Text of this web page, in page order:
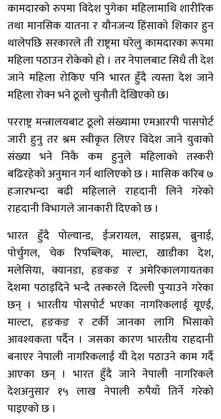
कामदारको रुपमा विदेश पुगेका महिलामाथि शारीरिक
तथा मानसिक यातना र यौनजन्य हिंसाको शिकार हुन
थालेपछि सरकारले ती राष्ट्रमा घरेलु कामदारका रूपमा
महिला पठाउन रोकेको हो । तर नेपालबाट सिधै ती देश
जाने महिला रोकिए पनि भारत हुँदै त्यस्ता देश जाने
महिला रोक्न भने ठूलो चुनौती देखिएको छ।
परराष्ट्र मन्त्रालयबाट ठूलो संख्यामा एमआरपी पासपोर्ट
जारी हुनु तर श्रम स्वीकृत लिएर विदेश जाने युवाको
संख्या भने निकै कम हुनुले महिलाको तस्करी
बढिरहेको अनुमान गर्न थालिएको छ । मासिक करिब ७
हजारभन्दा बढी महिलाले राहदानी लिने गरेको
राहदानी विभागले जानकारी दिएको छ ।
भारत हुँदै पोल्यान्ड, ईजरायल, साइप्रस, ब्रुनाई,
पोर्चुगल, चेक रिपब्लिक, माल्टा, खाडीका देश,
मलेसिया, क्यानडा, हङकङ र अमेरिकालगायतका
देशमा पठाइदिने भन्दै तस्करले दिल्ली पुर्‍याउने गरेका
छन् । भारतीय पोसपोर्ट भएका नागरिकलाई यूएई,
माल्टा, हङकङ र टर्की जानका लागि भिसाको
आवश्यकता पर्दैन । जसका कारण भारतीय राहदानी
बनाएर नेपाली नागरिकलाई यी देश पठाउने काम गर्दै
आएका छन् । भारत हुँदै जाने नेपाली नागरिकले
देशअनुसार १५ लाख नेपाली रुपैयाँ तिर्ने गरेको
पाइएको छ ।